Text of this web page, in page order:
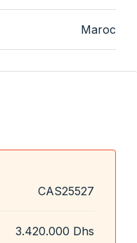
Maroc
CAS25527
3.420.000 Dhs